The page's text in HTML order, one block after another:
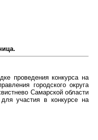
проведения конкурса на
городского округа
Самарской области
участия в конкурсе на